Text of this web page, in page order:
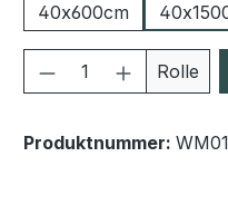
40x600cm
Produkt Rolle
Produktnummer: